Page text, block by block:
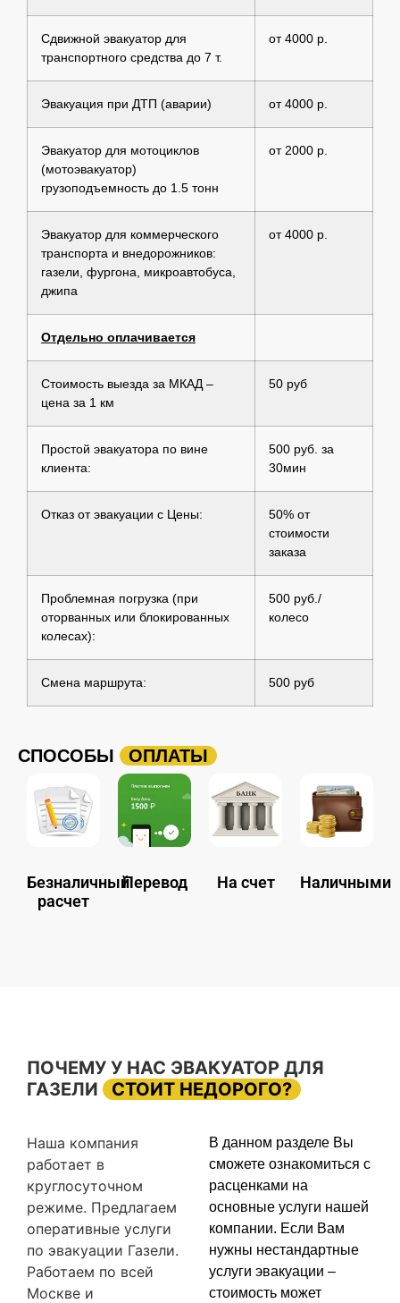
Сдвижной эвакуатор для
транспортного средства до 7 т.
от 4000 р.
Эвакуация при ДТП (аварии) от 4000 р.
Эвакуатор для мотоциклов
(мотоэвакуатор)
грузоподъемность до 1.5 тонн
от 2000 р.
Эвакуатор для коммерческого
транспорта и внедорожников:
газели, фургона, микроавтобуса,
джипа
от 4000 р.
Отдельно оплачивается
Стоимость выезда за МКАД –
цена за 1 км
50 руб
Простой эвакуатора по вине
клиента:
500 руб. за
30мин
Отказ от эвакуации с Цены:
50% от
стоимости
заказа
Проблемная погрузка (при
оторванных или блокированных
колесах):
500 руб./
колесо
Смена маршрута: 500 руб
СПОСОБЫ ОПЛАТЫ
Безналичный
расчет
Перевод На счет Наличными
ПОЧЕМУ У НАС ЭВАКУАТОР ДЛЯ
ГАЗЕЛИ
СТОИТ НЕДОРОГО?
Наша компания
работает в
круглосуточном
режиме. Предлагаем
оперативные услуги
по эвакуации Газели.
Работаем по всей
Москве и
В данном разделе Вы
сможете ознакомиться с
расценками на
основные услуги нашей
компании. Если Вам
нужны нестандартные
услуги эвакуации –
стоимость может